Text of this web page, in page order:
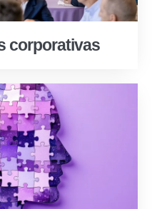
corporativas